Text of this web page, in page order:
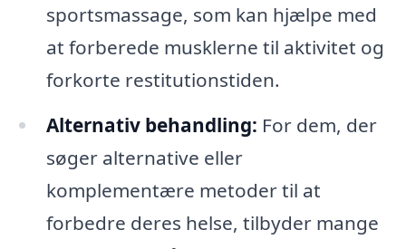
sportsmassage, som kan hjælpe med
at forberede musklerne til aktivitet og
forkorte restitutionstiden.
Alternativ behandling: For dem, der
søger alternative eller
komplementære metoder til at
forbedre deres helse, tilbyder mange